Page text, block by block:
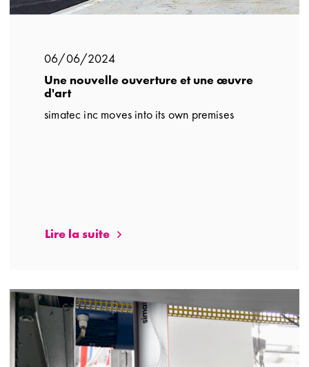
06/06/2024
Une nouvelle ouverture et une œuvre
d'art
simatec inc moves into its own premises
Lire la suite